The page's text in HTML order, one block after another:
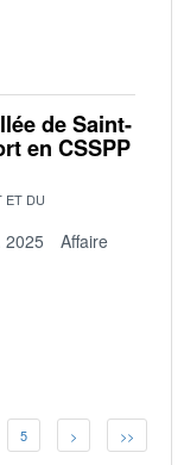
de Saint-
en CSSPP
ET DU
2025
Affaire
5 > >>